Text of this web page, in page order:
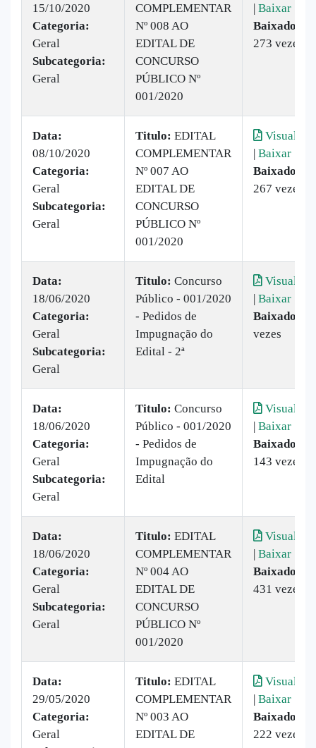
15/10/2020
Categoria:
Geral
Subcategoria:
Geral
COMPLEMENTAR
Nº 008 AO
EDITAL DE
CONCURSO
PÚBLICO Nº
001/2020
| Baixar
Baixado:
273 vezes
Data:
08/10/2020
Categoria:
Geral
Subcategoria:
Geral
Titulo: EDITAL
COMPLEMENTAR
Nº 007 AO
EDITAL DE
CONCURSO
PÚBLICO Nº
001/2020
Visualizar
| Baixar
Baixado:
267 vezes
Data:
18/06/2020
Categoria:
Geral
Subcategoria:
Geral
Titulo: Concurso
Público - 001/2020
- Pedidos de
Impugnação do
Edital - 2ª
Visualizar
| Baixar
Baixado:
vezes
Data:
18/06/2020
Categoria:
Geral
Subcategoria:
Geral
Titulo: Concurso
Público - 001/2020
- Pedidos de
Impugnação do
Edital
Visualizar
| Baixar
Baixado:
143 vezes
Data:
18/06/2020
Categoria:
Geral
Subcategoria:
Geral
Titulo: EDITAL
COMPLEMENTAR
Nº 004 AO
EDITAL DE
CONCURSO
PÚBLICO Nº
001/2020
Visualizar
| Baixar
Baixado:
431 vezes
Data:
29/05/2020
Categoria:
Geral
Titulo: EDITAL
COMPLEMENTAR
Nº 003 AO
EDITAL DE
Visualizar
| Baixar
Baixado:
222 vezes